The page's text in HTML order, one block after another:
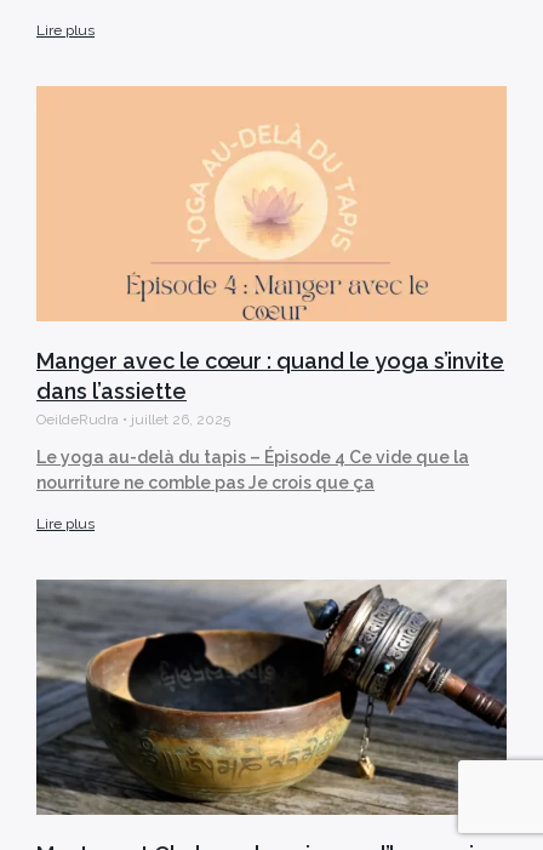
Lire plus
Manger avec le cœur : quand le yoga s’invite
dans l’assiette
OeildeRudra juillet 26, 2025
Le yoga au-delà du tapis – Épisode 4 Ce vide que la
nourriture ne comble pas Je crois que ça
Lire plus